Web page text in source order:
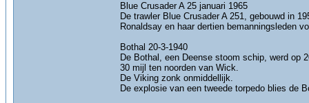
Blue Crusader A 25 januari 1965
De trawler Blue Crusader A 251, gebouwd in
Ronaldsay en haar dertien bemanningsleden
Bothal 20-3-1940
De Bothal, een Deense stoom schip, werd op
30 mijl ten noorden van Wick.
De Viking zonk onmiddellijk.
De explosie van een tweede torpedo blies de